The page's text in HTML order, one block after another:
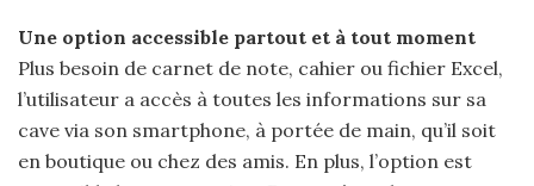
Une option accessible partout et à tout moment
Plus besoin de carnet de note, cahier ou fichier Excel,
l’utilisateur a accès à toutes les informations sur sa
cave via son smartphone, à portée de main, qu’il soit
en boutique ou chez des amis. En plus, l’option est